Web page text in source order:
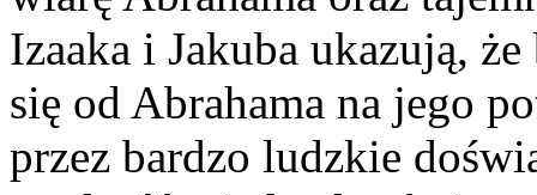
Izaaka i Jakuba ukazują,
się od Abrahama na jego
przez bardzo ludzkie